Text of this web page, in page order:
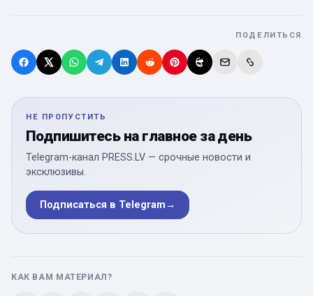
ПОДЕЛИТЬСЯ
НЕ ПРОПУСТИТЬ
Подпишитесь на главное за день
Telegram-канал PRESS.LV — срочные новости и
эксклюзивы.
Подписаться в Telegram→
КАК ВАМ МАТЕРИАЛ?